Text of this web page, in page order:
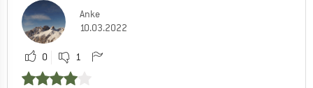
Anke
10.03.2022
0 1